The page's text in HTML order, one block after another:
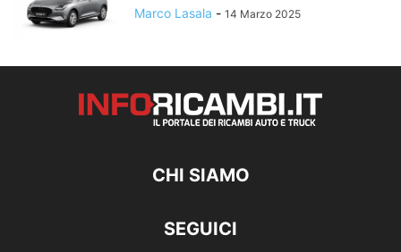
Marco Lasala - 14 Marzo 2025
CHI SIAMO
SEGUICI